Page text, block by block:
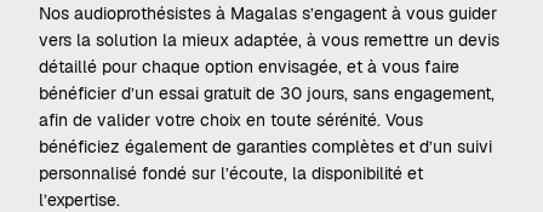
Nos audioprothésistes à Magalas s’engagent à vous guider
vers la solution la mieux adaptée, à vous remettre un devis
détaillé pour chaque option envisagée, et à vous faire
bénéficier d’un essai gratuit de 30 jours, sans engagement,
afin de valider votre choix en toute sérénité. Vous
bénéficiez également de garanties complètes et d’un suivi
personnalisé fondé sur l’écoute, la disponibilité et
l’expertise.